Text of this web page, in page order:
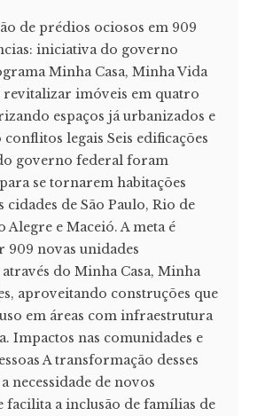
de prédios ociosos em 909
iniciativa do governo
Minha Casa, Minha Vida
revitalizar imóveis em quatro
espaços já urbanizados e
legais Seis edificações
governo federal foram
se tornarem habitações
cidades de São Paulo, Rio de
Alegre e Maceió. A meta é
novas unidades
do Minha Casa, Minha
aproveitando construções que
em áreas com infraestrutura
Impactos nas comunidades e
A transformação desses
necessidade de novos
facilita a inclusão de famílias de